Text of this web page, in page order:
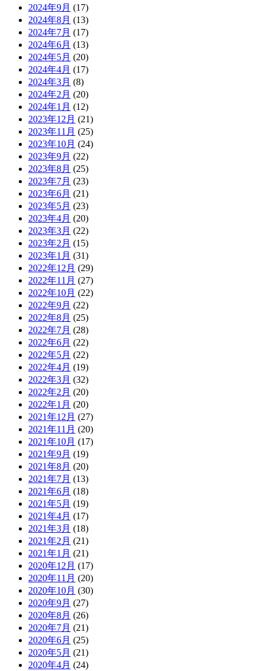
2024年9月 (17)
2024年8月 (13)
2024年7月 (17)
2024年6月 (13)
2024年5月 (20)
2024年4月 (17)
2024年3月 (8)
2024年2月 (20)
2024年1月 (12)
2023年12月 (21)
2023年11月 (25)
2023年10月 (24)
2023年9月 (22)
2023年8月 (25)
2023年7月 (23)
2023年6月 (21)
2023年5月 (23)
2023年4月 (20)
2023年3月 (22)
2023年2月 (15)
2023年1月 (31)
2022年12月 (29)
2022年11月 (27)
2022年10月 (22)
2022年9月 (22)
2022年8月 (25)
2022年7月 (28)
2022年6月 (22)
2022年5月 (22)
2022年4月 (19)
2022年3月 (32)
2022年2月 (20)
2022年1月 (20)
2021年12月 (27)
2021年11月 (20)
2021年10月 (17)
2021年9月 (19)
2021年8月 (20)
2021年7月 (13)
2021年6月 (18)
2021年5月 (19)
2021年4月 (17)
2021年3月 (18)
2021年2月 (21)
2021年1月 (21)
2020年12月 (17)
2020年11月 (20)
2020年10月 (30)
2020年9月 (27)
2020年8月 (26)
2020年7月 (21)
2020年6月 (25)
2020年5月 (21)
2020年4月 (24)